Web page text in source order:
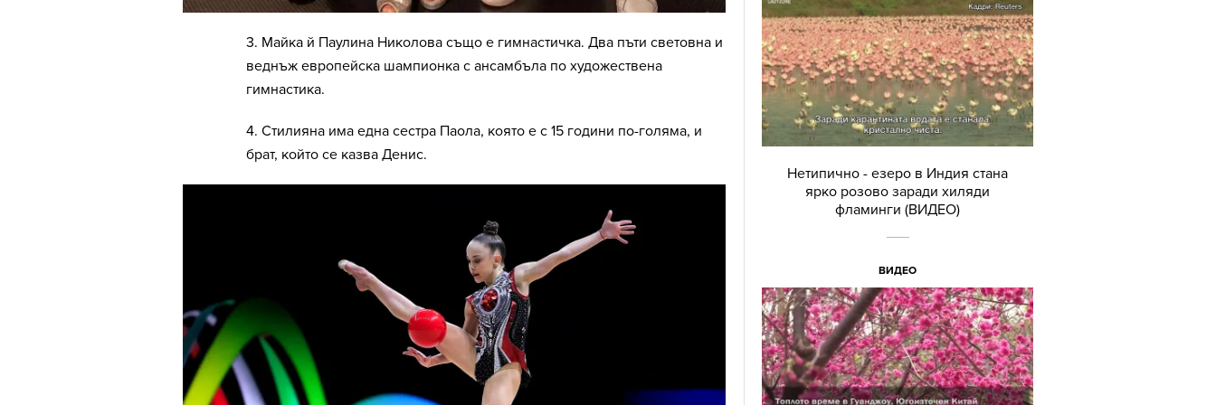
3. Майка й Паулина Николова също е гимнастичка. Два пъти световна и
веднъж европейска шампионка с ансамбъла по художествена
гимнастика.
4. Стилияна има една сестра Паола, която е с 15 години по-голяма, и
брат, който се казва Денис.
Нетипично - езеро в Индия стана
ярко розово заради хиляди
фламинги (ВИДЕО)
ВИДЕО